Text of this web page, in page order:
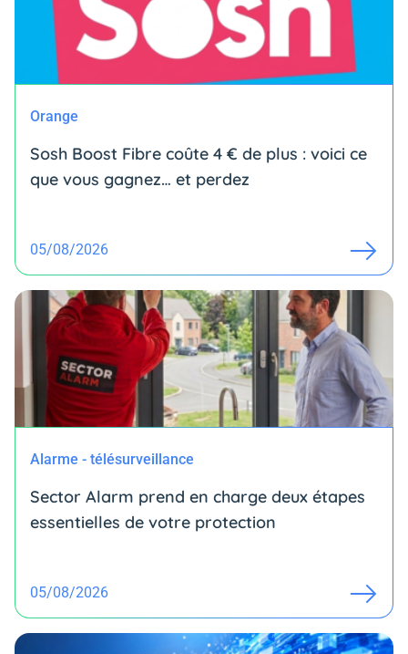
Orange
Sosh Boost Fibre coûte 4 € de plus : voici ce
que vous gagnez… et perdez
05/08/2026
Alarme - télésurveillance
Sector Alarm prend en charge deux étapes
essentielles de votre protection
05/08/2026